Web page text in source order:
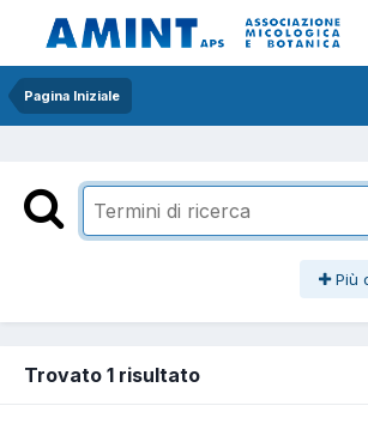
Pagina Iniziale
Più
Trovato 1 risultato